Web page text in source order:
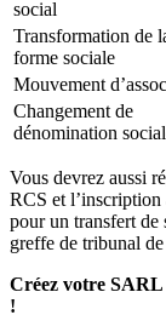
social
Transformation de
forme sociale
Mouvement
Changement de
dénomination
Vous devrez aussi
RCS et
pour un transfert de
greffe de tribunal
Créez votre
!